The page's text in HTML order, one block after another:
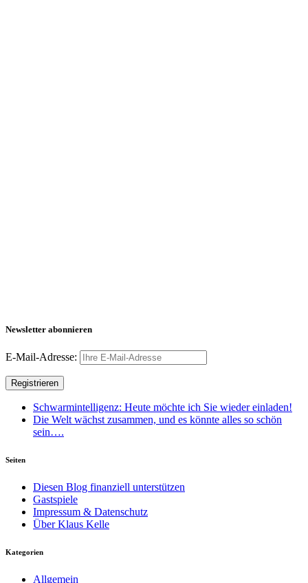
Newsletter abonnieren
E-Mail-Adresse:
Schwarmintelligenz: Heute möchte ich Sie wieder einladen!
Die Welt wächst zusammen, und es könnte alles so schön
sein….
Seiten
Diesen Blog finanziell unterstützen
Gastspiele
Impressum & Datenschutz
Über Klaus Kelle
Kategorien
Allgemein